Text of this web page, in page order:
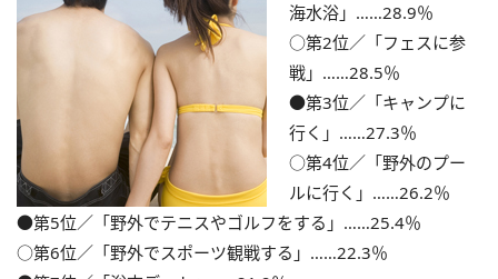
海水浴」……28.9％
○第2位／「フェスに参
戦」……28.5％
●第3位／「キャンプに
行く」……27.3％
○第4位／「野外のプー
ルに行く」……26.2％
●第5位／「野外でテニスやゴルフをする」……25.4％
○第6位／「野外でスポーツ観戦する」……22.3％